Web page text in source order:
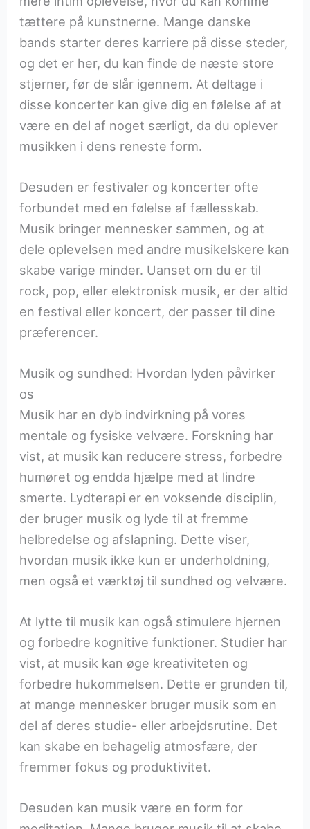
tættere på kunstnerne. Mange danske
bands starter deres karriere på disse steder,
og det er her, du kan finde de næste store
stjerner, før de slår igennem. At deltage i
disse koncerter kan give dig en følelse af at
være en del af noget særligt, da du oplever
musikken i dens reneste form.
Desuden er festivaler og koncerter ofte
forbundet med en følelse af fællesskab.
Musik bringer mennesker sammen, og at
dele oplevelsen med andre musikelskere kan
skabe varige minder. Uanset om du er til
rock, pop, eller elektronisk musik, er der altid
en festival eller koncert, der passer til dine
præferencer.
Musik og sundhed: Hvordan lyden påvirker
os
Musik har en dyb indvirkning på vores
mentale og fysiske velvære. Forskning har
vist, at musik kan reducere stress, forbedre
humøret og endda hjælpe med at lindre
smerte. Lydterapi er en voksende disciplin,
der bruger musik og lyde til at fremme
helbredelse og afslapning. Dette viser,
hvordan musik ikke kun er underholdning,
men også et værktøj til sundhed og velvære.
At lytte til musik kan også stimulere hjernen
og forbedre kognitive funktioner. Studier har
vist, at musik kan øge kreativiteten og
forbedre hukommelsen. Dette er grunden til,
at mange mennesker bruger musik som en
del af deres studie- eller arbejdsrutine. Det
kan skabe en behagelig atmosfære, der
fremmer fokus og produktivitet.
Desuden kan musik være en form for